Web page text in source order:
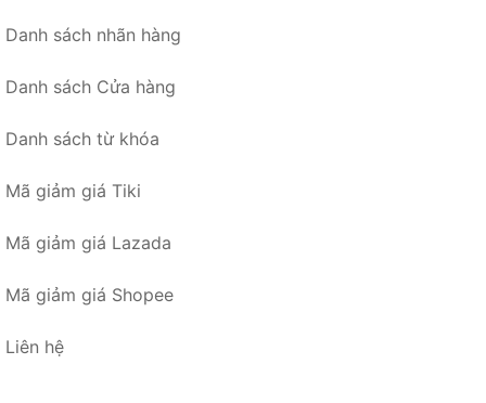
Danh sách nhãn hàng
Danh sách Cửa hàng
Danh sách từ khóa
Mã giảm giá Tiki
Mã giảm giá Lazada
Mã giảm giá Shopee
Liên hệ